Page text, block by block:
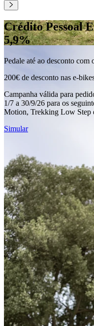
Crédito Pessoal
5,9%
Pedale até ao desconto
200€ de desconto nas e-
Campanha válida para
1/7 a 30/9/26 para os
Motion, Trekking Low Step
Simular